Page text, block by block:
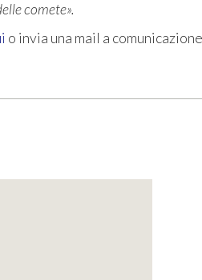
comete».
o invia una mail a